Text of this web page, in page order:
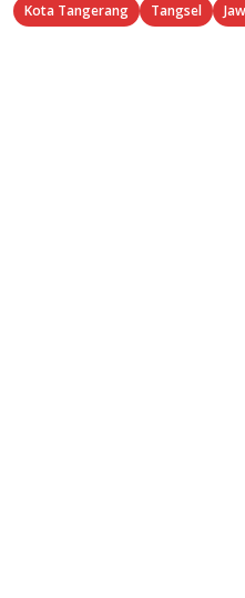
Kota Tangerang
Tangsel